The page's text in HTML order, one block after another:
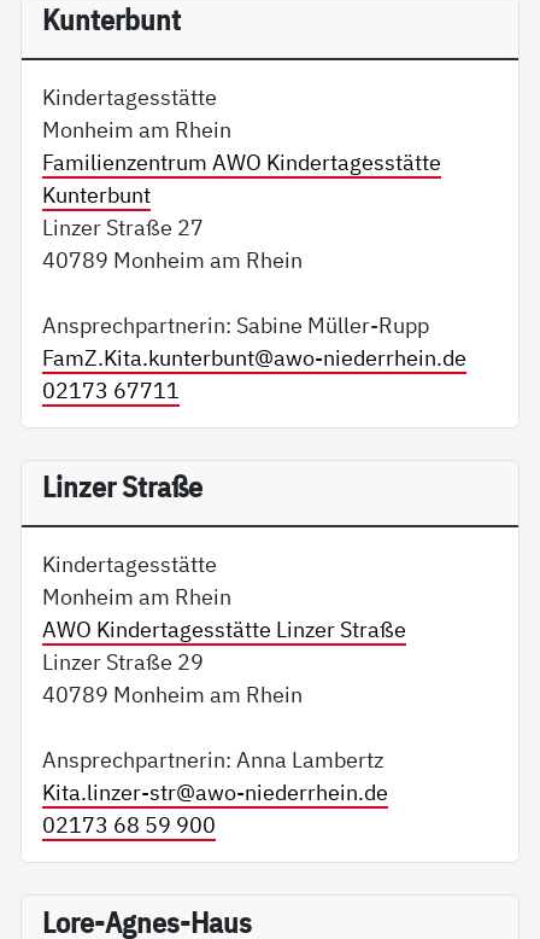
Kunterbunt
Kindertagesstätte
Monheim am Rhein
Familienzentrum AWO Kindertagesstätte
Kunterbunt
Linzer Straße 27
40789 Monheim am Rhein
Ansprechpartnerin: Sabine Müller-Rupp
FamZ.Kita.kunterbunt@awo-niederrhein.de
02173 67711
Linzer Straße
Kindertagesstätte
Monheim am Rhein
AWO Kindertagesstätte Linzer Straße
Linzer Straße 29
40789 Monheim am Rhein
Ansprechpartnerin: Anna Lambertz
Kita.linzer-str@awo-niederrhein.de
02173 68 59 900
Lore-Agnes-Haus